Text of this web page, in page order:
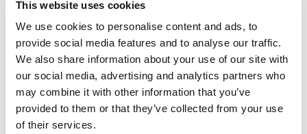
This website uses cookies
We use cookies to personalise content and ads, to
provide social media features and to analyse our traffic.
We also share information about your use of our site with
our social media, advertising and analytics partners who
may combine it with other information that you’ve
provided to them or that they’ve collected from your use
of their services.